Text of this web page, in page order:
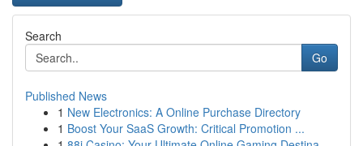
Search
Go
Published News
1 New Electronics: A Online Purchase Directory
1 Boost Your SaaS Growth: Critical Promotion ...